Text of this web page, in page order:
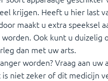
krijgen. Heeft u hier last
maakt u extra speeksel
Ook kunt u duizelig
dan met uw arts.
worden? Vraag aan
niet zeker of dit medicijn